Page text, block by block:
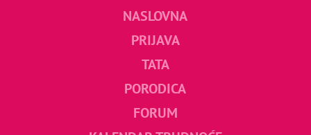
NASLOVNA
PRIJAVA
TATA
PORODICA
FORUM